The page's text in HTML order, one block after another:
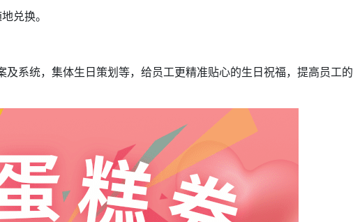
兑换。
系统，集体生日策划等，给员工更精准贴心的生日祝福，提高员工